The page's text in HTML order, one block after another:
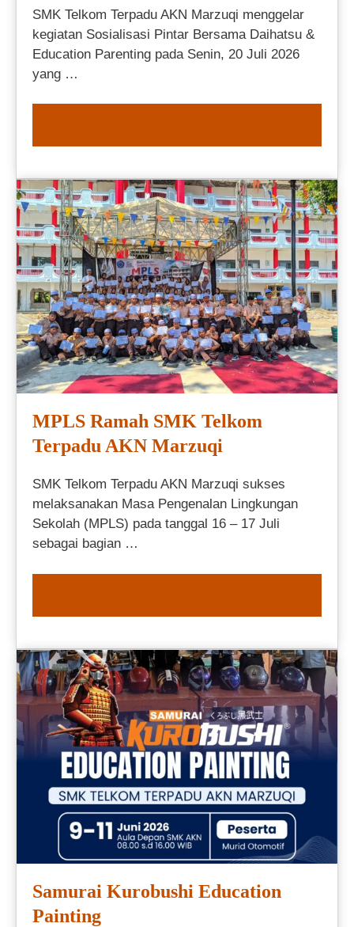
SMK Telkom Terpadu AKN Marzuqi menggelar
kegiatan Sosialisasi Pintar Bersama Daihatsu &
Education Parenting pada Senin, 20 Juli 2026
yang …
MPLS Ramah SMK Telkom
Terpadu AKN Marzuqi
SMK Telkom Terpadu AKN Marzuqi sukses
melaksanakan Masa Pengenalan Lingkungan
Sekolah (MPLS) pada tanggal 16 – 17 Juli
sebagai bagian …
Samurai Kurobushi Education
Painting